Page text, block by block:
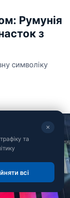
Румунія
з
символіку
✕
та
всі